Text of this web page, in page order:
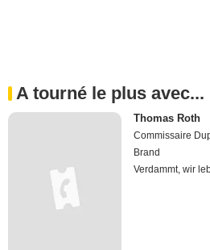
A tourné le plus avec...
Thomas Roth
Commissaire
Brand
Verdammt, wir